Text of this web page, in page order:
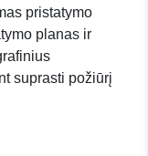
pristatymo
planas ir
suprasti požiūrį